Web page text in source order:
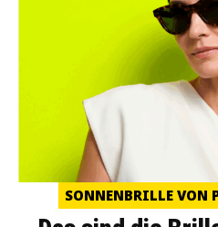
SONNENBRILLE VON